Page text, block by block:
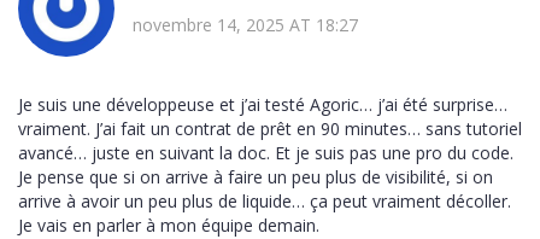
novembre 14, 2025 AT 18:27
Je suis une développeuse et j’ai testé Agoric… j’ai été surprise…
vraiment. J’ai fait un contrat de prêt en 90 minutes… sans tutoriel
avancé… juste en suivant la doc. Et je suis pas une pro du code.
Je pense que si on arrive à faire un peu plus de visibilité, si on
arrive à avoir un peu plus de liquide… ça peut vraiment décoller.
Je vais en parler à mon équipe demain.